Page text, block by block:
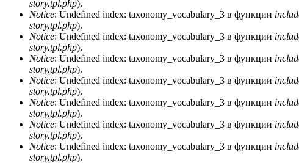
story.tpl.php).
Notice: Undefined index: taxonomy_vocabulary_3 в функции
story.tpl.php).
Notice: Undefined index: taxonomy_vocabulary_3 в функции
story.tpl.php).
Notice: Undefined index: taxonomy_vocabulary_3 в функции
story.tpl.php).
Notice: Undefined index: taxonomy_vocabulary_3 в функции
story.tpl.php).
Notice: Undefined index: taxonomy_vocabulary_3 в функции
story.tpl.php).
Notice: Undefined index: taxonomy_vocabulary_3 в функции
story.tpl.php).
Notice: Undefined index: taxonomy_vocabulary_3 в функции
story.tpl.php).